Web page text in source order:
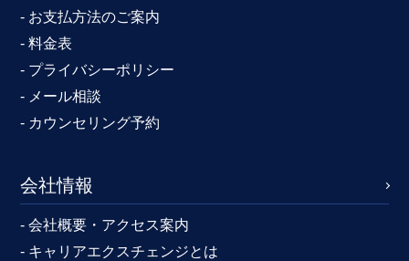
- お支払方法のご案内
- 料金表
- プライバシーポリシー
- メール相談
- カウンセリング予約
会社情報
- 会社概要・アクセス案内
- キャリアエクスチェンジとは